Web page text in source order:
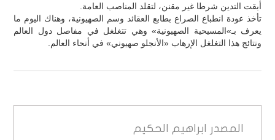
أبقت التدين شرطا غير مقنن، لتقلد المناصب العامة.
تأخذ عودة انطباع الصراع بطابع العقائد وسم الصهيونية، وهناك اليوم ما
يعرف بـ»المسيحية الصهيونية» وهي تتغلغل في مفاصل دول العالم
ونتائج هذا التغلغل الإرهاب «الأنجلو صهيوني» في أنحاء العالم.
المصدر ابراهيم الحكيم